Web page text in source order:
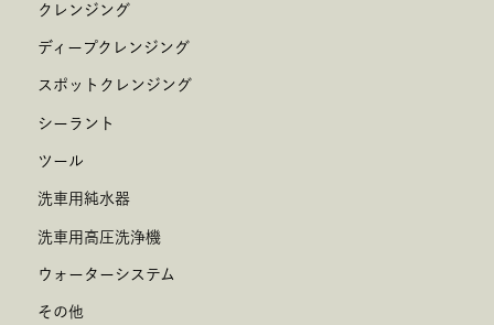
クレンジング
ディープクレンジング
スポットクレンジング
シーラント
ツール
洗車用純水器
洗車用高圧洗浄機
ウォーターシステム
その他